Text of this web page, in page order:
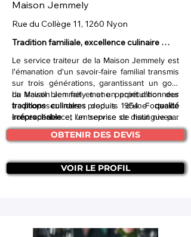
Maison Jemmely
Rue du Collège 11, 1260 Nyon
Tradition familiale, excellence culinaire
depuis 1954.
Le service traiteur de la Maison Jemmely est
l'émanation d'un savoir-faire familial transmis
sur trois générations, garantissant un goût
du travail bien fait et une perpétuation des
traditions culinaires depuis 1954. Forte de
son expérience, l'entreprise se distingue par
unservice completet événementiel.
La Maison Jemmely met un point d’honneur
à proposer des produits d’unequalité
irréprochableet un service de haut niveau,
assurant à chaque événement un moment
de plaisir gustatif. Ce traiteur s'engage à faire
sonexpertise reconnue.
OBTENIR DES DEVIS
VOIR LE PROFIL